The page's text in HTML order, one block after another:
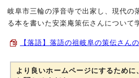
岐阜市三輪の淨音寺で出家し、現代の
る本を書いた安楽庵策伝さんについて
【落語】落語の祖岐阜の策伝さん
より良いホームページにするために